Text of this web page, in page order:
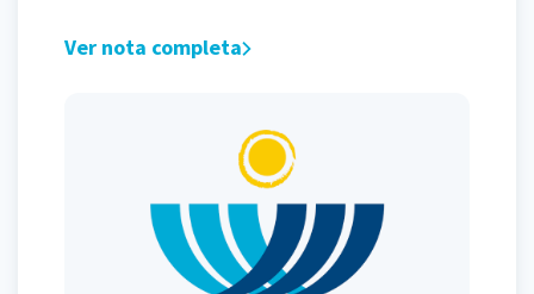
Ver nota completa